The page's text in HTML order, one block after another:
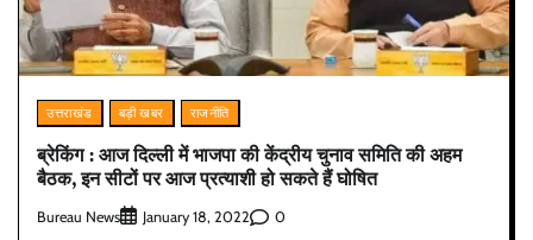
उत्तराखंड बड़ी खबर राजनीति
ब्रेकिंग : आज दिल्ली में भाजपा की केंद्रीय चुनाव समिति की अहम
बैठक, इन सीटों पर आज प्रत्याशी हो सकते हैं घोषित
Bureau News January 18, 2022 0